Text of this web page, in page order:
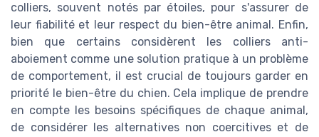
colliers, souvent notés par étoiles, pour s'assurer de
leur fiabilité et leur respect du bien-être animal. Enfin,
bien que certains considèrent les colliers anti-
aboiement comme une solution pratique à un problème
de comportement, il est crucial de toujours garder en
priorité le bien-être du chien. Cela implique de prendre
en compte les besoins spécifiques de chaque animal,
de considérer les alternatives non coercitives et de